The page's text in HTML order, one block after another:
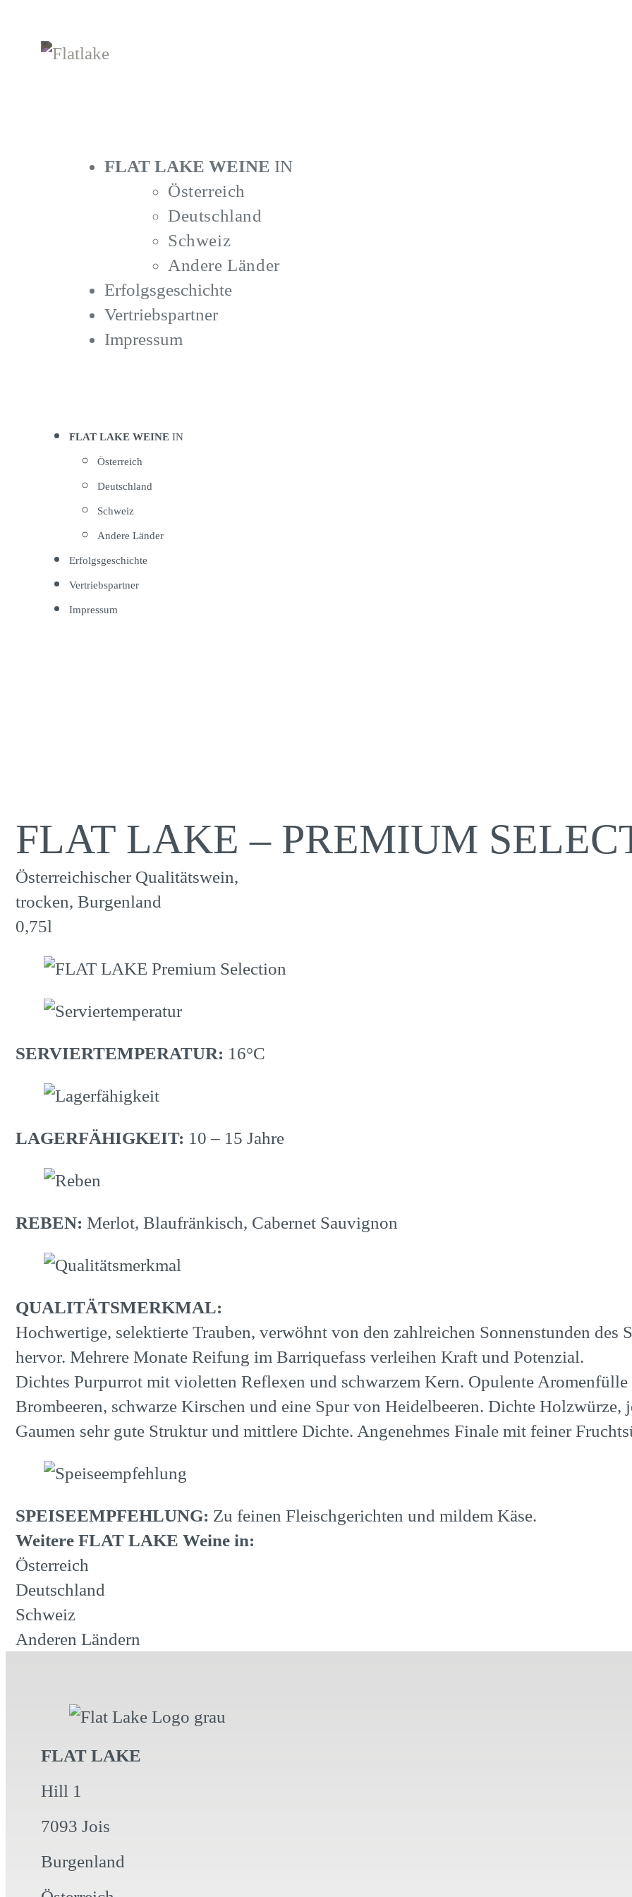
Inhalt
FLAT LAKE WEINE IN
Österreich
Deutschland
Schweiz
Andere Länder
Erfolgsgeschichte
Vertriebspartner
Impressum
FLAT LAKE WEINE IN
Österreich
Deutschland
Schweiz
Andere Länder
Erfolgsgeschichte
Vertriebspartner
Impressum
FLAT LAKE – PREMIUM
Österreichischer Qualitätswein,
trocken, Burgenland
0,75l
SERVIERTEMPERATUR: 16°C
LAGERFÄHIGKEIT: 10 – 15 Jahre
REBEN: Merlot, Blaufränkisch, Cabernet Sauvignon
QUALITÄTSMERKMAL:
Hochwertige, selektierte Trauben, verwöhnt von den zahlreichen Sonnenstunden des
hervor. Mehrere Monate Reifung im Barriquefass verleihen Kraft und Potenzial.
Dichtes Purpurrot mit violetten Reflexen und schwarzem Kern. Opulente
Brombeeren, schwarze Kirschen und eine Spur von Heidelbeeren. Dichte
Gaumen sehr gute Struktur und mittlere Dichte. Angenehmes Finale mit feiner
SPEISEEMPFEHLUNG: Zu feinen Fleischgerichten und mildem Käse.
Weitere FLAT LAKE Weine in:
Österreich
Deutschland
Schweiz
Anderen Ländern
FLAT LAKE
Hill 1
7093 Jois
Burgenland